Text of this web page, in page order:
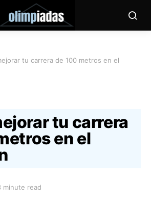
tu carrera de 100 metros en el
tu carrera
en el
minute read